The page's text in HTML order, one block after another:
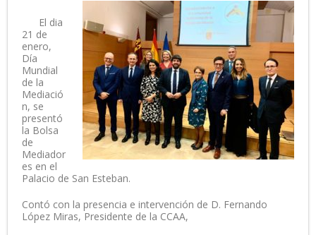
- Destacadas
El dia
21 de
enero,
Día
Mundial
de la
Mediació
n, se
presentó
la Bolsa
de
Mediador
es en el
Palacio de San Esteban.
Contó con la presencia e intervención de D. Fernando
López Miras, Presidente de la CCAA,